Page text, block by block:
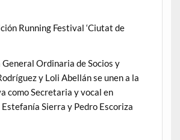
Running Festival ‘Ciutat de
General Ordinaria de Socios y
y Loli Abellán se unen a la
como Secretaria y vocal en
Sierra y Pedro Escoriza